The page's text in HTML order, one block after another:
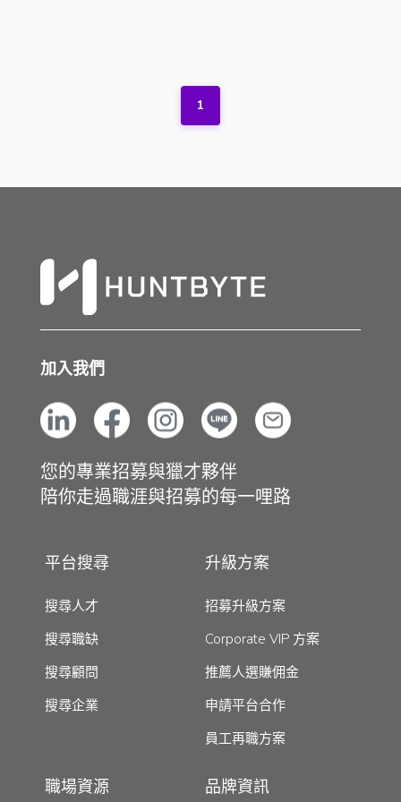
1
加入我們
您的專業招募與獵才夥伴
陪你走過職涯與招募的每一哩路
平台搜尋
搜尋人才
搜尋職缺
搜尋顧問
搜尋企業
升級方案
招募升級方案
Corporate VIP 方案
推薦人選賺佣金
申請平台合作
員工再職方案
職場資源 品牌資訊